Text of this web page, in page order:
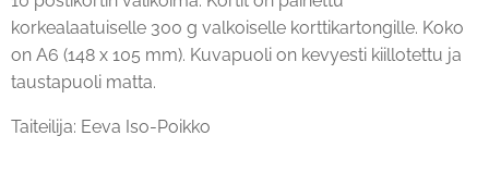
korkealaatuiselle 300 g valkoiselle korttikartongille. Koko
on A6 (148 x 105 mm). Kuvapuoli on kevyesti kiillotettu ja
taustapuoli matta.
Taiteilija: Eeva Iso-Poikko